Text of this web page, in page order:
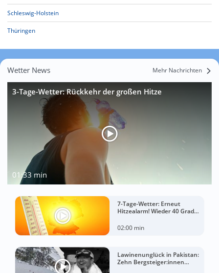
Schleswig-Holstein
Thüringen
Wetter News Mehr Nachrichten
3-Tage-Wetter: Rückkehr der großen Hitze
01:33 min
7-Tage-Wetter: Erneut
Hitzealarm! Wieder 40 Grad
02:00 min
Lawinenunglück in Pakistan:
Zehn Bergsteiger:innen